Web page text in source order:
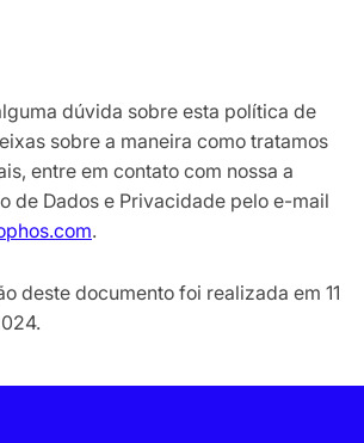
dúvida sobre esta política de
sobre a maneira como tratamos
entre em contato com nossa a
de Dados e Privacidade pelo e-mail
.
deste documento foi realizada em 11